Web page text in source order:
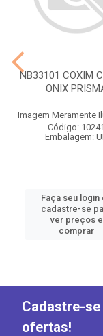
NB33101 COXIM
ONIX
Imagem Meramente
Código: 10241
Embalagem:
Faça seu login
cadastre-se
ver preços e
comprar
Cadastre-
ofertas!